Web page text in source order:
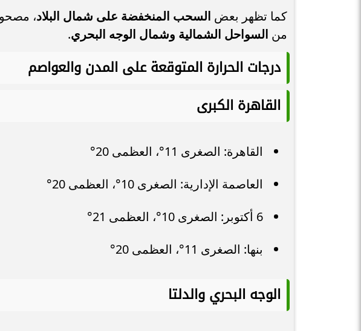
كما تظهر بعض السحب المنخفضة على شمال البلاد،
من السواحل الشمالية وشمال الوجه البحري.
درجات الحرارة المتوقعة على المدن والعواصم
القاهرة الكبرى
القاهرة: الصغرى 11°، العظمى 20°
العاصمة الإدارية: الصغرى 10°، العظمى 20°
6 أكتوبر: الصغرى 10°، العظمى 21°
بنها: الصغرى 11°، العظمى 20°
الوجه البحري والدلتا